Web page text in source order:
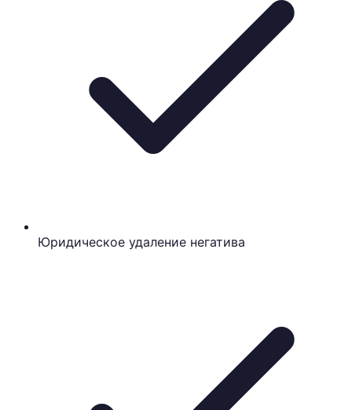
Юридическое удаление негатива